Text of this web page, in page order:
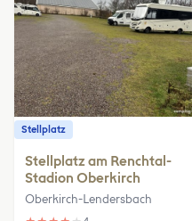
Stellplatz
Stellplatz am Renchtal-
Stadion Oberkirch
Oberkirch-Lendersbach